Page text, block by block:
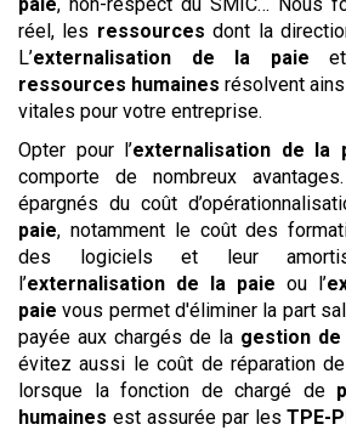
réel, les ressources dont la
L’externalisation de la paie
ressources humaines résolvent
vitales pour votre entreprise.
Opter pour l’externalisation de la
comporte de nombreux
épargnés du coût
paie, notamment le coût des
des logiciels et leur
l’externalisation de la paie ou l’
paievous permet d'éliminer la part
payée aux chargés de la gestion de
évitez aussi le coût de réparation
lorsque la fonction de chargé de
humaines est assurée par lesTPE-